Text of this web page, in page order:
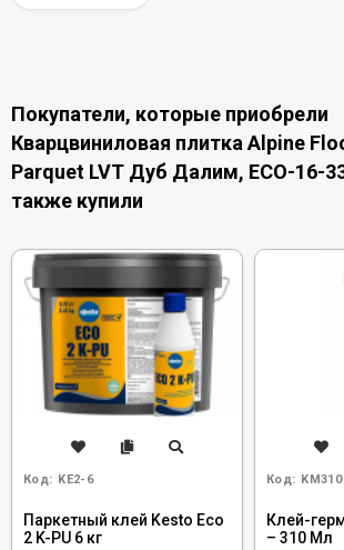
Покупатели, которые приобрели
Кварцвиниловая плитка Alpine
Parquet LVT Дуб Далим, ECO-16-
также купили
Код: KE2-6
Паркетный клей Kesto Eco
2 K-PU 6 кг
Код: KM310
Клей-
– 310 Мл